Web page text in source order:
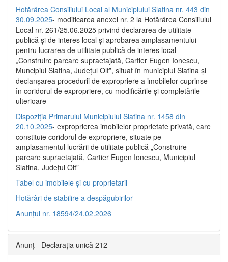
Hotărârea Consiliului Local al Municipiului Slatina nr. 443 din
30.09.2025- modificarea anexei nr. 2 la Hotărârea Consiliului
Local nr. 261/25.06.2025 privind declararea de utilitate
publică şi de interes local şi aprobarea amplasamentului
pentru lucrarea de utilitate publică de interes local
„Construire parcare supraetajată, Cartier Eugen Ionescu,
Muncipiul Slatina, Judeţul Olt”, situat în municipiul Slatina şi
declanşarea procedurii de expropriere a imobilelor cuprinse
în coridorul de expropriere, cu modificările şi completările
ulterioare
Dispoziția Primarului Municipiului Slatina nr. 1458 din
20.10.2025- exproprierea imobilelor proprietate privată, care
constituie coridorul de expropriere, situate pe
amplasamentul lucrării de utilitate publică „Construire
parcare supraetajată, Cartier Eugen Ionescu, Municipiul
Slatina, Județul Olt”
Tabel cu imobilele și cu proprietarii
Hotărâri de stabilire a despăgubirilor
Anunțul nr. 18594/24.02.2026
Anunț - Declarația unică 212